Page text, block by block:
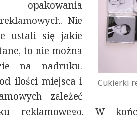
Cukierki
opakowania
Nie
ustali się jakie
to nie można
na nadruku.
ilości miejsca i
zależeć
reklamowego. W